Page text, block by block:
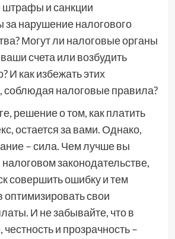
штрафы и санкции
за нарушение налогового
Могут ли налоговые органы
счета или возбудить
И как избежать этих
соблюдая налоговые правила?
решение о том, как платить
остается за вами. Однако,
– сила. Чем лучше вы
налоговом законодательстве,
совершить ошибку и тем
свои
И не забывайте, что в
честность и прозрачность –